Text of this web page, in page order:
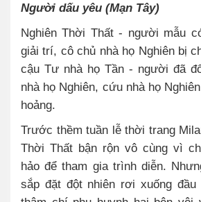
Người dấu yêu (Mạn Tây)
Nghiên Thời Thất - người mẫu
giải trí, cô chủ nhà họ Nghiên bị
cậu Tư nhà họ Tần - người đã
nhà họ Nghiên, cứu nhà họ
hoảng.
Trước thềm tuần lễ thời trang
Thời Thất bận rộn vô cùng vì
hảo để tham gia trình diễn.
sắp đặt đột nhiên rơi xuống